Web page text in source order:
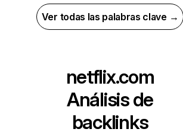
Ver todas las palabras clave →
netflix.com
Análisis de
backlinks